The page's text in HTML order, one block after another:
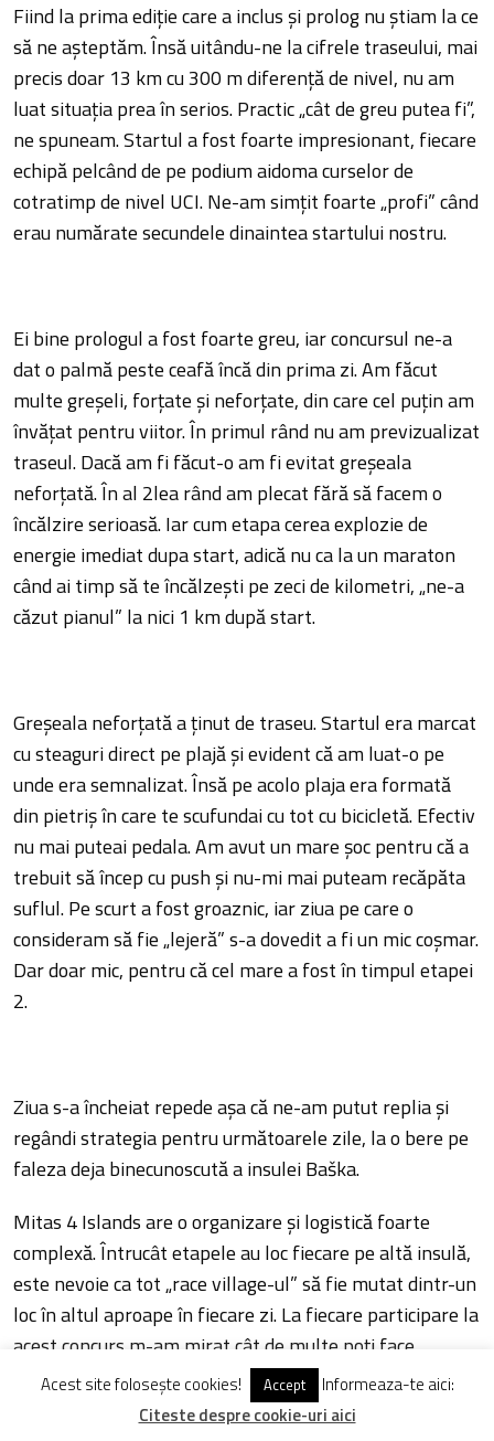
Fiind la prima ediţie care a inclus şi prolog nu ştiam la ce
să ne aşteptăm. Însă uitându-ne la cifrele traseului, mai
precis doar 13 km cu 300 m diferenţă de nivel, nu am
luat situaţia prea în serios. Practic „cât de greu putea fi”,
ne spuneam. Startul a fost foarte impresionant, fiecare
echipă pelcând de pe podium aidoma curselor de
cotratimp de nivel UCI. Ne-am simţit foarte „profi” când
erau numărate secundele dinaintea startului nostru.
Ei bine prologul a fost foarte greu, iar concursul ne-a
dat o palmă peste ceafă încă din prima zi. Am făcut
multe greşeli, forţate şi neforţate, din care cel puţin am
învăţat pentru viitor. În primul rând nu am previzualizat
traseul. Dacă am fi făcut-o am fi evitat greşeala
neforţată. În al 2lea rând am plecat fără să facem o
încălzire serioasă. Iar cum etapa cerea explozie de
energie imediat dupa start, adică nu ca la un maraton
când ai timp să te încălzeşti pe zeci de kilometri, „ne-a
căzut pianul” la nici 1 km după start.
Greşeala neforţată a ţinut de traseu. Startul era marcat
cu steaguri direct pe plajă şi evident că am luat-o pe
unde era semnalizat. Însă pe acolo plaja era formată
din pietriş în care te scufundai cu tot cu bicicletă. Efectiv
nu mai puteai pedala. Am avut un mare şoc pentru că a
trebuit să încep cu push şi nu-mi mai puteam recăpăta
suflul. Pe scurt a fost groaznic, iar ziua pe care o
consideram să fie „lejeră” s-a dovedit a fi un mic coşmar.
Dar doar mic, pentru că cel mare a fost în timpul etapei
2.
Ziua s-a încheiat repede aşa că ne-am putut replia şi
regândi strategia pentru următoarele zile, la o bere pe
faleza deja binecunoscută a insulei Baška.
Mitas 4 Islands are o organizare şi logistică foarte
complexă. Întrucât etapele au loc fiecare pe altă insulă,
este nevoie ca tot „race village-ul” să fie mutat dintr-un
loc în altul aproape în fiecare zi. La fiecare participare la
acest concurs m-am mirat cât de multe poţi face
dimineaţa înainte de start. În zilele când se schimba şi
hotelul, trezirea de dimineaţa este la ora 6, asta pentru
Acest site folosește cookies! Accept
Informeaza-te aici:
Citeste despre cookie-uri aici